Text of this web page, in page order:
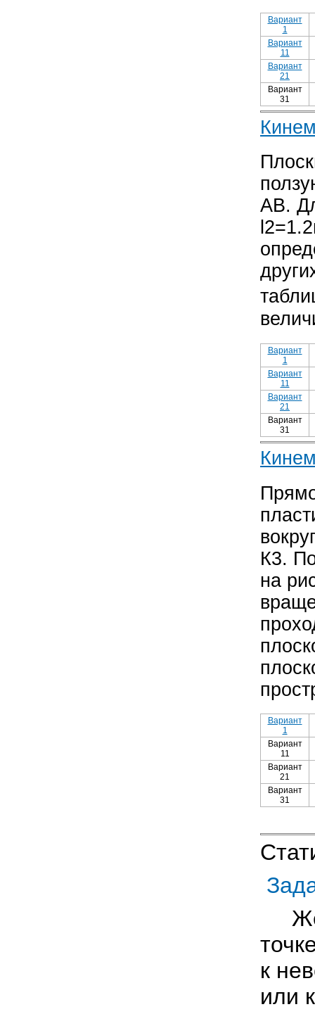
Вариант
1
Вариант
11
Вариант
21
Вариант
31
АВ.
Вариант
1
Вариант
11
Вариант
21
Вариант
31
К3.
на
Вариант
1
Вариант
11
Вариант
21
Вариант
31
к
или